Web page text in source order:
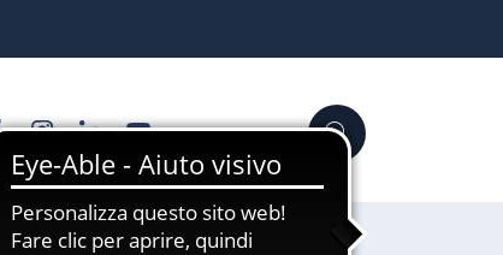
FacebookInstagram
LinkedinYouTube Cerca
Sostienici